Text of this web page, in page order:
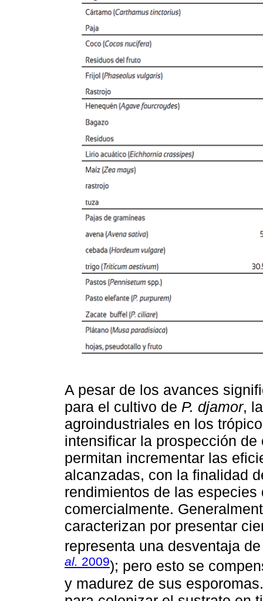
A pesar de los avances
para el cultivo de P. djamor,
agroindustriales en los
intensificar la prospección
permitan incrementar las
alcanzadas, con la finalidad
rendimientos de las
comercialmente.
caracterizan por presentar
representa una desventaja
al. 2009); pero esto se
y madurez de sus